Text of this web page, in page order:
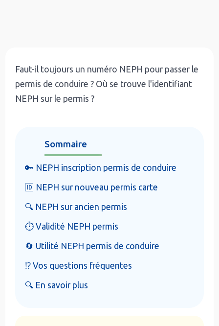
Faut-il toujours un numéro NEPH pour passer le
permis de conduire ? Où se trouve l'identifiant
NEPH sur le permis ?
Sommaire
🔑 NEPH inscription permis de conduire
🆔 NEPH sur nouveau permis carte
🔍 NEPH sur ancien permis
⏱️ Validité NEPH permis
🔄 Utilité NEPH permis de conduire
⁉️ Vos questions fréquentes
🔍 En savoir plus